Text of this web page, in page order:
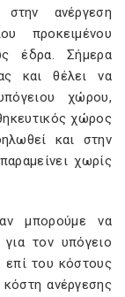
ανέργεση
προκειμένου
έδρα. Σήμερα
και θέλει να
χώρου,
χώρος
και στην
χωρίς
μπορούμε να
τον υπόγειο
του κόστους
ανέργεσης